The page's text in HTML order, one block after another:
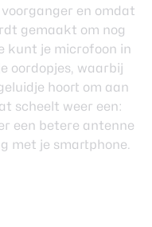
en omdat
gemaakt om nog
kunt je microfoon in
oordopjes, waarbij
hoort om aan
scheelt weer een:
een betere antenne
met je smartphone.